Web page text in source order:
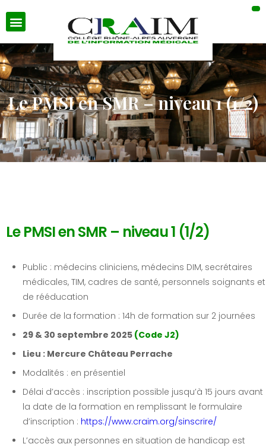
Le PMSI en SMR – niveau 1 (1/2)
Le PMSI en SMR – niveau 1 (1/2)
Public : médecins cliniciens, médecins DIM, secrétaires
médicales, TIM, cadres de santé, personnels soignants et
de rééducation
Durée de la formation : 14h de formation sur 2 journées
29 & 30 septembre 2025 (Code J2)
Lieu : Mercure Château Perrache
Modalités : en présentiel
Délai d’accès : inscription possible jusqu’à 15 jours avant
la date de la formation en remplissant le formulaire
d’inscription : https://www.craim.org/sinscrire/
L’accès aux personnes en situation de handicap est